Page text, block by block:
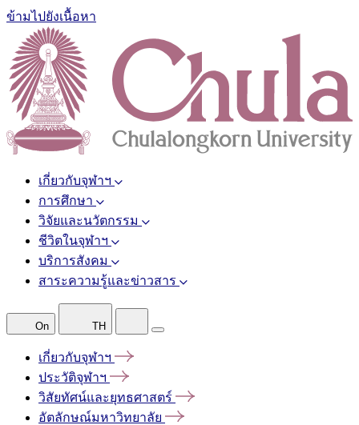
ข้ามไปยังเนื้อหา
เกี่ยวกับจุฬาฯ
การศึกษา
วิจัยและนวัตกรรม
ชีวิตในจุฬาฯ
บริการสังคม
สาระความรู้และข่าวสาร
On TH
เกี่ยวกับจุฬาฯ
ประวัติจุฬาฯ
วิสัยทัศน์และยุทธศาสตร์
อัตลักษณ์มหาวิทยาลัย